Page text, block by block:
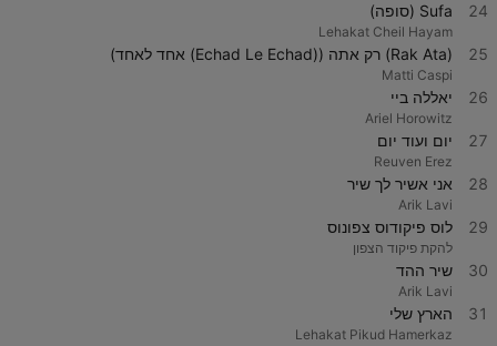
24 Sufa (סופה)
Lehakat Cheil Hayam
25 (Rak Ata) רק אתה ((Echad Le Echad) אחד לאחד)
Matti Caspi
26 יאללה ביי
Ariel Horowitz
27 יום ועוד יום
Reuven Erez
28 אני אשיר לך שיר
Arik Lavi
29 לוס פיקודוס צפונוס
להקת פיקוד הצפון
30 שיר ההד
Arik Lavi
31 הארץ שלי
Lehakat Pikud Hamerkaz